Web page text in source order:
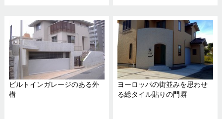
ビルトインガレージのある外
構
ヨーロッパの街並みを思わせ
る総タイル貼りの門塀